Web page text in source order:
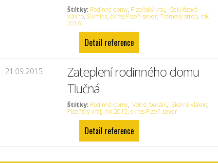
Štítky: Rodinné domy, Plzeňský kraj, Celulózové
vlákno,Šikmina,okres Plzeň-sever,Trámový strop, rok
2016
Detail reference
21.09.2015
Zateplení rodinného domu
Tlučná
Štítky: Rodinné domy, Volné foukání, Skelné vlákno,
Plzeňský kraj, rok 2015,okres Plzeň-sever
Detail reference